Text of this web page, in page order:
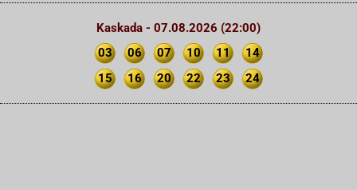
Kaskada - 07.08.2026 (22:00)
03
06 07 10 11
14
15
16 20 22 23 24